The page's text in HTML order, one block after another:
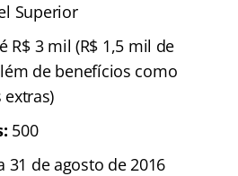
Superior
R$ 3 mil (R$ 1,5 mil de
de benefícios como
500
31 de agosto de 2016